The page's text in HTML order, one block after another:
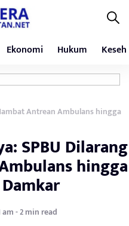
Ekonomi Hukum
Antrean Ambulans hingga
SPBU Dilarang
hingga
am - 2 min read